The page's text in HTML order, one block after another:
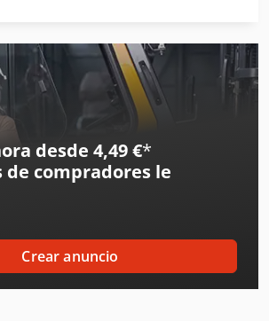
desde 4,49 €*
de compradores le
Crear anuncio